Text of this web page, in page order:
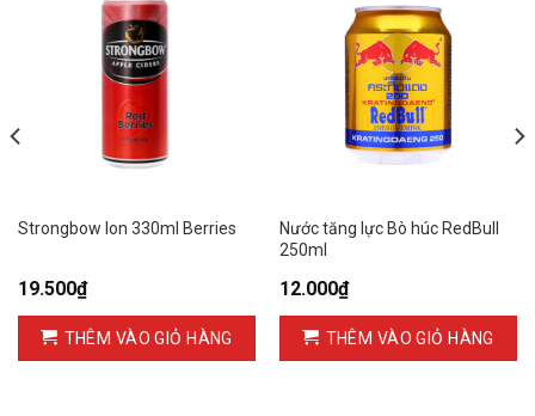
Strongbow lon 330ml Berries
19.500₫
THÊM VÀO GIỎ HÀNG
Nước tăng lực Bò húc RedBull
250ml
12.000₫
THÊM VÀO GIỎ HÀNG